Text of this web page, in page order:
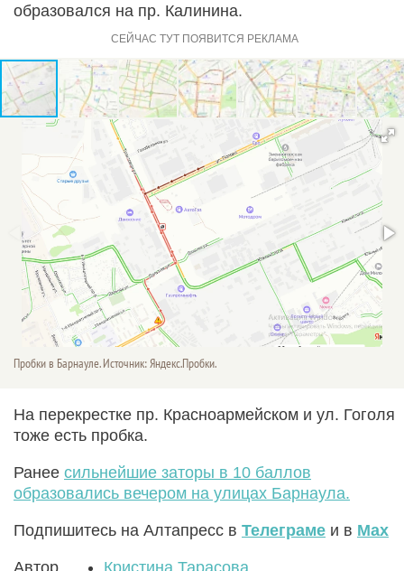
образовался на пр. Калинина.
Пробки в Барнауле. Источник: Яндекс.Пробки.
На перекрестке пр. Красноармейском и ул. Гоголя
тоже есть пробка.
Ранее сильнейшие заторы в 10 баллов
образовались вечером на улицах Барнаула.
Подпишитесь на Алтапресс в Телеграме и в Max
Автор Кристина Тарасова